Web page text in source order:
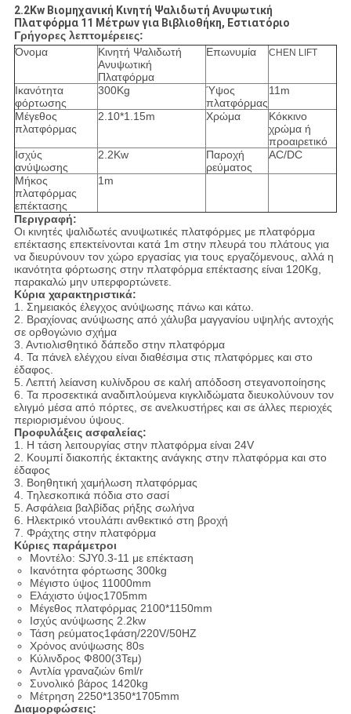
2.2Kw Βιομηχανική Κινητή Ψαλιδωτή Ανυψωτική
Πλατφόρμα 11 Μέτρων για Βιβλιοθήκη, Εστιατόριο
Γρήγορες λεπτομέρειες:
Όνομα
Κινητή Ψαλιδωτή
Ανυψωτική
Πλατφόρμα
Επωνυμία CHEN LIFT
Ικανότητα
φόρτωσης
300Kg
Ύψος
πλατφόρμας
11m
Μέγεθος
πλατφόρμας
2.10*1.15m Χρώμα
Κόκκινο
χρώμα ή
προαιρετικό
Ισχύς
ανύψωσης
2.2Kw
Παροχή
ρεύματος
AC/DC
Μήκος
πλατφόρμας
επέκτασης
1m
Περιγραφή:
Οι κινητές ψαλιδωτές ανυψωτικές πλατφόρμες με πλατφόρμα
επέκτασης επεκτείνονται κατά 1m στην πλευρά του πλάτους για
να διευρύνουν τον χώρο εργασίας για τους εργαζόμενους, αλλά η
ικανότητα φόρτωσης στην πλατφόρμα επέκτασης είναι 120Kg,
παρακαλώ μην υπερφορτώνετε.
Κύρια χαρακτηριστικά:
1. Σημειακός έλεγχος ανύψωσης πάνω και κάτω.
2. Βραχίονας ανύψωσης από χάλυβα μαγγανίου υψηλής αντοχής
σε ορθογώνιο σχήμα
3. Αντιολισθητικό δάπεδο στην πλατφόρμα
4. Τα πάνελ ελέγχου είναι διαθέσιμα στις πλατφόρμες και στο
έδαφος.
5. Λεπτή λείανση κυλίνδρου σε καλή απόδοση στεγανοποίησης
6. Τα προσεκτικά αναδιπλούμενα κιγκλιδώματα διευκολύνουν τον
ελιγμό μέσα από πόρτες, σε ανελκυστήρες και σε άλλες περιοχές
περιορισμένου ύψους.
Προφυλάξεις ασφαλείας:
1. Η τάση λειτουργίας στην πλατφόρμα είναι 24V
2. Κουμπί διακοπής έκτακτης ανάγκης στην πλατφόρμα και στο
έδαφος
3. Βοηθητική χαμήλωση πλατφόρμας
4. Τηλεσκοπικά πόδια στο σασί
5. Ασφάλεια βαλβίδας ρήξης σωλήνα
6. Ηλεκτρικό ντουλάπι ανθεκτικό στη βροχή
7. Φράχτης στην πλατφόρμα
Κύριες παράμετροι
Μοντέλο: SJY0.3-11 με επέκταση
Ικανότητα φόρτωσης 300kg
Μέγιστο ύψος 11000mm
Ελάχιστο ύψος1705mm
Μέγεθος πλατφόρμας 2100*1150mm
Ισχύς ανύψωσης 2.2kw
Τάση ρεύματος1φάση/220V/50HZ
Χρόνος ανύψωσης 80s
Κύλινδρος Ф800(3Τεμ)
Αντλία γραναζιών 6ml/r
Συνολικό βάρος 1420kg
Μέτρηση 2250*1350*1705mm
Διαμορφώσεις: